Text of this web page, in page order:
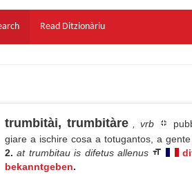
Read Ditzionàriu
trumbitài, trumbitàre , vrb
giare a ischire cosa a totugantos, a
2.at trumbitau is difetus allenus
bekanntgeben.